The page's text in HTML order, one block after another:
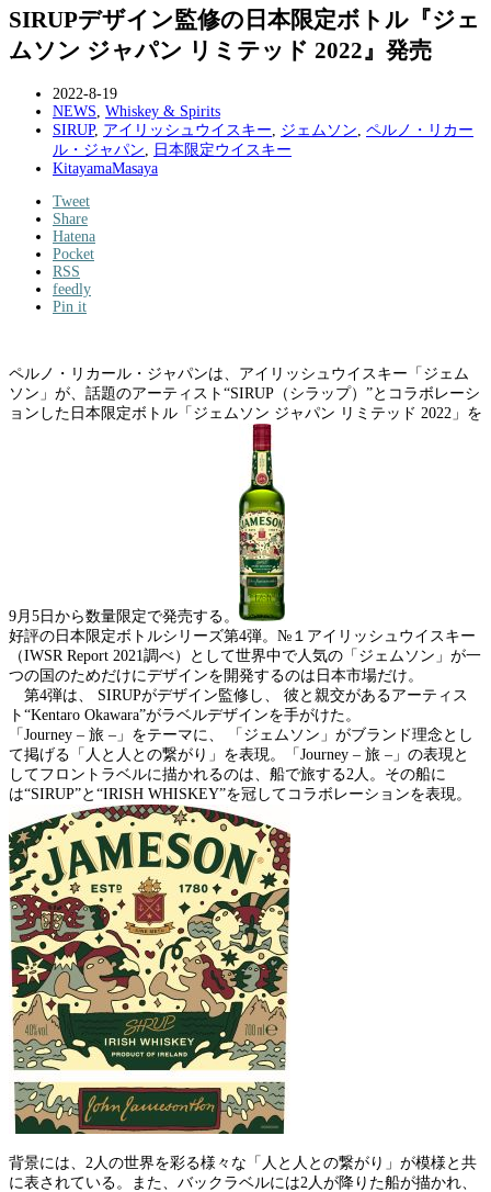
SIRUPデザイン監修の日本限定ボトル『ジェ
ムソン ジャパン リミテッド 2022』発売
2022-8-19
NEWS Whiskey & Spirits
SIRUP, アイリッシュウイスキー ジェムソン ペルノ・リカー
ル・ジャパン
日本限定ウイスキー
KitayamaMasaya
Tweet
Share
Hatena
Pocket
RSS
feedly
Pin it
ペルノ・リカール・ジャパンは、アイリッシュウイスキー「ジェム
ソン」が、話題のアーティスト“SIRUP（シラップ）”とコラボレーシ
ョンした日本限定ボトル「ジェムソン ジャパン リミテッド 2022」を
9月5日から数量限定で発売する。
好評の日本限定ボトルシリーズ第4弾。№１アイリッシュウイスキー
（IWSR Report 2021調べ）として世界中で人気の「ジェムソン」が一
つの国のためだけにデザインを開発するのは日本市場だけ。
第4弾は、 SIRUPがデザイン監修し、 彼と親交があるアーティス
ト“Kentaro Okawara”がラベルデザインを手がけた。
「Journey – 旅 –」をテーマに、 「ジェムソン」がブランド理念とし
て掲げる「人と人との繋がり」を表現。「Journey – 旅 –」の表現と
してフロントラベルに描かれるのは、船で旅する2人。その船に
は“SIRUP”と“IRISH WHISKEY”を冠してコラボレーションを表現。
背景には、2人の世界を彩る様々な「人と人との繋がり」が模様と共
に表されている。また、バックラベルには2人が降りた船が描かれ、